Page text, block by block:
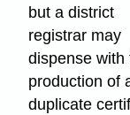
but a district
registrar may
dispense with
production of
duplicate